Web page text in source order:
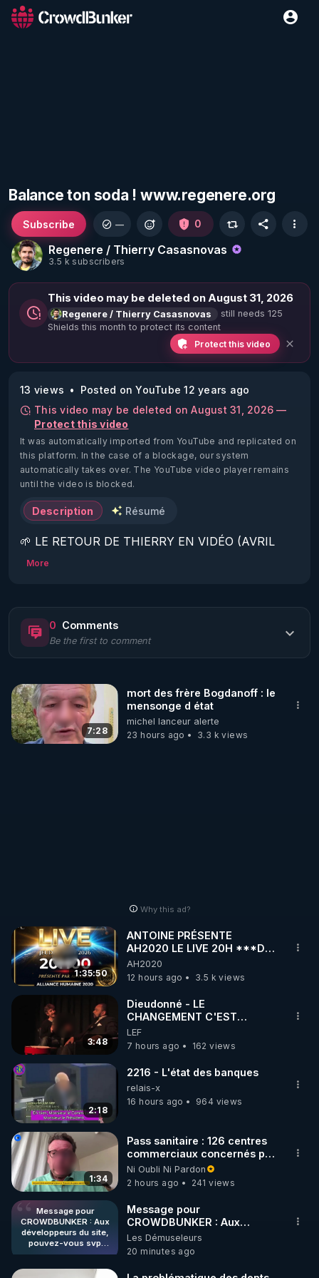
Balance ton soda ! www.regenere.org
Regenere / Thierry Casasnovas
3.5 k subscribers
Subscribe — 0
This video may be deleted on August 31, 2026
Regenere / Thierry Casasnovas
still needs 125
Shields this month to protect its content
Protect this video
13 views
Posted on YouTube 12 years ago
This video may be deleted on August 31, 2026 —
Protect this video
It was automatically imported from YouTube and replicated on
this platform. In the case of a blockage, our system
automatically takes over. The YouTube video player remains
until the video is blocked.
Description Résumé
🌱 LE RETOUR DE THIERRY EN VIDÉO (AVRIL
2022)!
https://www.rgnr.fr/presentation.html
🌱 LE MAGAZINE RÉGÉNÈRE
🌱 LA BOUTIQUE DU MAGAZINE
Pour obtenir les anciens numéros que vous avez
🌱 INSTAGRAM
https://www.instagram.com/rdlr_thierrycasasnovas/
http://rgnr.li/instagram
🌱 LA NEWSLETTER
Pour ne pas rater l’actualité RGNR (stages,
http://rgnr.li/news
🌱 VIDÉOS NON CENSURÉES SUR ODYSEE
Toutes les vidéos Youtube sont aussi sur la
http://rgnr.li/odysee
🌱 LES STAGES EN PRÉSENTIEL
http://rgnr.li/stages
More
0 Comments
Be the first to comment
7:28
mort des frère Bogdanoff : le
mensonge d état
michel lanceur alerte
23 hours ago
3.3 k views
Why this ad?
1:35:50
ANTOINE PRÉSENTE
AH2020 LE LIVE 20H ***DU
06/08/2026***
AH2020
12 hours ago
3.5 k views
3:48
Dieudonné - LE
CHANGEMENT C'EST
MAINTENANT
LEF
7 hours ago
162 views
2:18
2216 - L'état des banques
relais-x
16 hours ago
964 views
1:34
Pass sanitaire : 126 centres
commerciaux concernés par
l'obligation dans toute la
France
Ni Oubli Ni Pardon
2 hours ago
241 views
Message pour
CROWDBUNKER : Aux
développeurs du site,
pouvez-vous svp
remettre la
"Les plus récents" car
Message pour
CROWDBUNKER : Aux
développeurs du site,
pouvez-vous svp remettre la
fonctionnalité de tri par "Les
plus récents" car c'est une
Les Démuseleurs
20 minutes ago